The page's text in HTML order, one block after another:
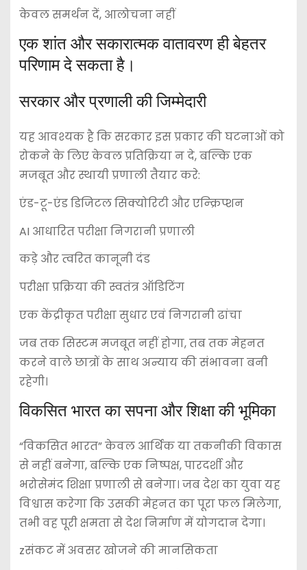
केवल समर्थन दें, आलोचना नहीं
एक शांत और सकारात्मक वातावरण ही बेहतर
परिणाम दे सकता है।
सरकार और प्रणाली की जिम्मेदारी
यह आवश्यक है कि सरकार इस प्रकार की घटनाओं को
रोकने के लिए केवल प्रतिक्रिया न दे, बल्कि एक
मजबूत और स्थायी प्रणाली तैयार करे:
एंड-टू-एंड डिजिटल सिक्योरिटी और एन्क्रिप्शन
AI आधारित परीक्षा निगरानी प्रणाली
कड़े और त्वरित कानूनी दंड
परीक्षा प्रक्रिया की स्वतंत्र ऑडिटिंग
एक केंद्रीकृत परीक्षा सुधार एवं निगरानी ढांचा
जब तक सिस्टम मजबूत नहीं होगा, तब तक मेहनत
करने वाले छात्रों के साथ अन्याय की संभावना बनी
रहेगी।
विकसित भारत का सपना और शिक्षा की भूमिका
“विकसित भारत” केवल आर्थिक या तकनीकी विकास
से नहीं बनेगा, बल्कि एक निष्पक्ष, पारदर्शी और
भरोसेमंद शिक्षा प्रणाली से बनेगा। जब देश का युवा यह
विश्वास करेगा कि उसकी मेहनत का पूरा फल मिलेगा,
तभी वह पूरी क्षमता से देश निर्माण में योगदान देगा।
zसंकट में अवसर खोजने की मानसिकता